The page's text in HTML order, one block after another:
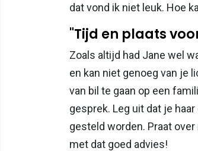
dat vond ik niet leuk. Hoe
"Tijd en plaats
Zoals altijd had Jane wel
en kan niet genoeg van je
van bil te gaan op een
gesprek. Leg uit dat je
gesteld worden. Praat
met dat goed advies!